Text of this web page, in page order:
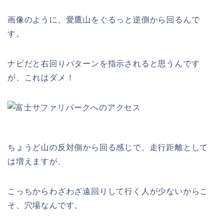
画像のように、愛鷹山をぐるっと逆側から回るんで
す。
ナビだと右回りパターンを指示されると思うんです
が、これはダメ！
ちょうど山の反対側から回る感じで、走行距離として
は増えますが、
こっちからわざわざ遠回りして行く人が少ないからこ
そ、穴場なんです。